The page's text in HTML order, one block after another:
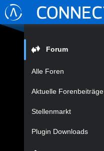
Forum
Alle Foren
Aktuelle Forenbeiträge
Stellenmarkt
Plugin Downloads